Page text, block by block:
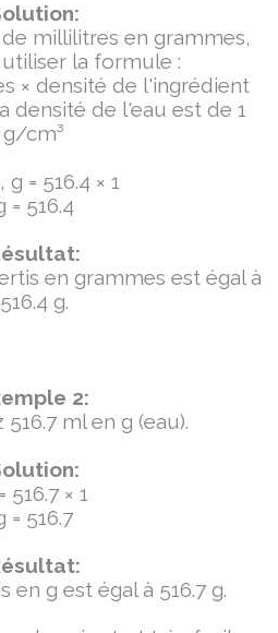
millilitres en grammes,
la formule :
× densité de l'ingrédient
densité de l'eau est de 1
g/cm³
g = 516.4 × 1
= 516.4
en grammes est égal à
516.4 g.
2:
ml en g (eau).
516.7 × 1
= 516.7
en g est égal à 516.7 g.